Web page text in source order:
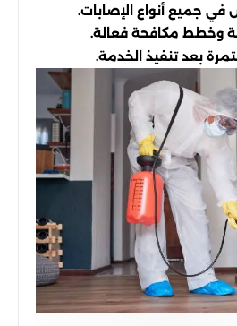
جميع أنواع الإصابات.
وخطط مكافحة فعالة.
بعد تنفيذ الخدمة.